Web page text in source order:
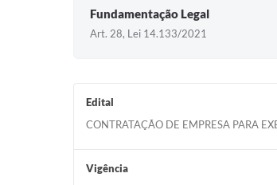
Fundamentação Legal
Art. 28, Lei 14.133/2021
Edital
CONTRATAÇÃO DE EMPRESA PARA
Vigência